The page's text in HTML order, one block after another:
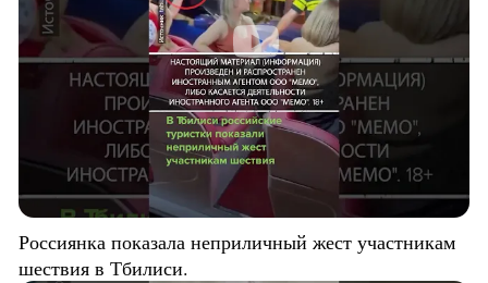
Россиянка показала неприличный жест участникам
шествия в Тбилиси.